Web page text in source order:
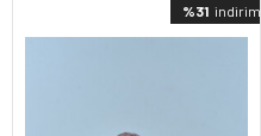
%31 indirimli